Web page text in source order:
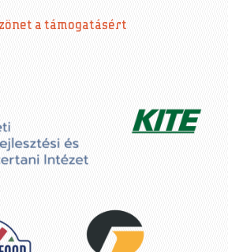
a támogatásért